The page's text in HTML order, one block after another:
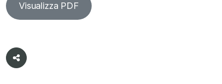
Visualizza PDF